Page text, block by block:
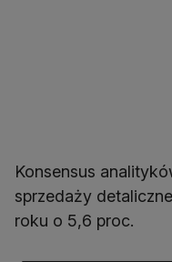
Konsensus
sprzedaży
roku o 5,6 proc.